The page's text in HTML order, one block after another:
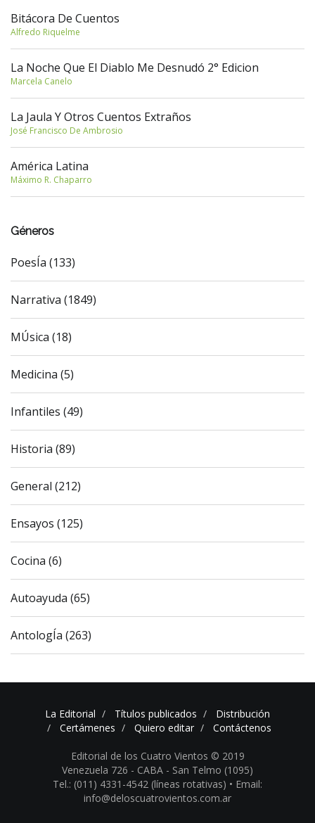
Bitácora De Cuentos
Alfredo Riquelme
La Noche Que El Diablo Me Desnudó 2° Edicion
Marcela Canelo
La Jaula Y Otros Cuentos Extraños
José Francisco De Ambrosio
América Latina
Máximo R. Chaparro
Géneros
PoesÍa (133)
Narrativa (1849)
MÚsica (18)
Medicina (5)
Infantiles (49)
Historia (89)
General (212)
Ensayos (125)
Cocina (6)
Autoayuda (65)
AntologÍa (263)
La Editorial Títulos publicados
Distribución
Certámenes
Quiero editar Contáctenos
Editorial de los Cuatro Vientos © 2019
Venezuela 726 - CABA - San Telmo (1095)
Tel.: (011) 4331-4542 (líneas rotativas) • Email:
info@deloscuatrovientos.com.ar